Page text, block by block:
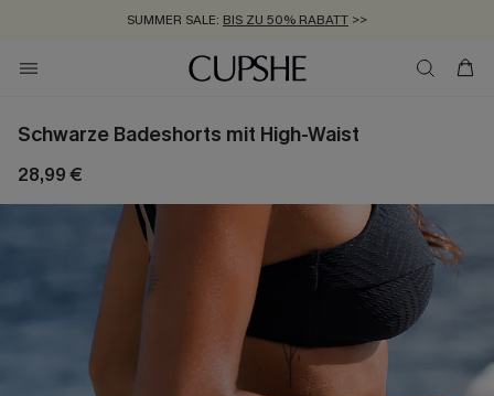
SUMMER SALE: BIS ZU 50% RABATT >>
ZUM NEWSLETTER:BIS ZU -20% EXTRA ERHALTEN
KOSTENLOSER VERSAND AB 89 €
Schwarze Badeshorts mit High-Waist
28,99 €